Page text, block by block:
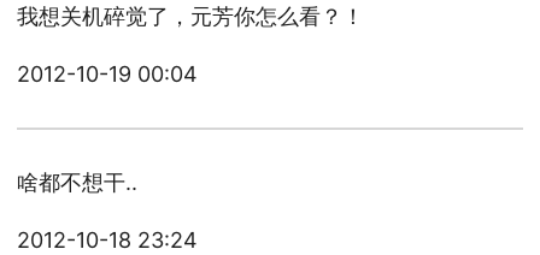
我想关机碎觉了，元芳你怎么看？！
2012-10-19 00:04
啥都不想干..
2012-10-18 23:24